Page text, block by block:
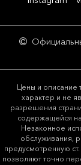
Цeны и описание
харaктер и не
разрешения
содержащейся
Незаконное
обслуживания,
предусмотренную
позволяют точно